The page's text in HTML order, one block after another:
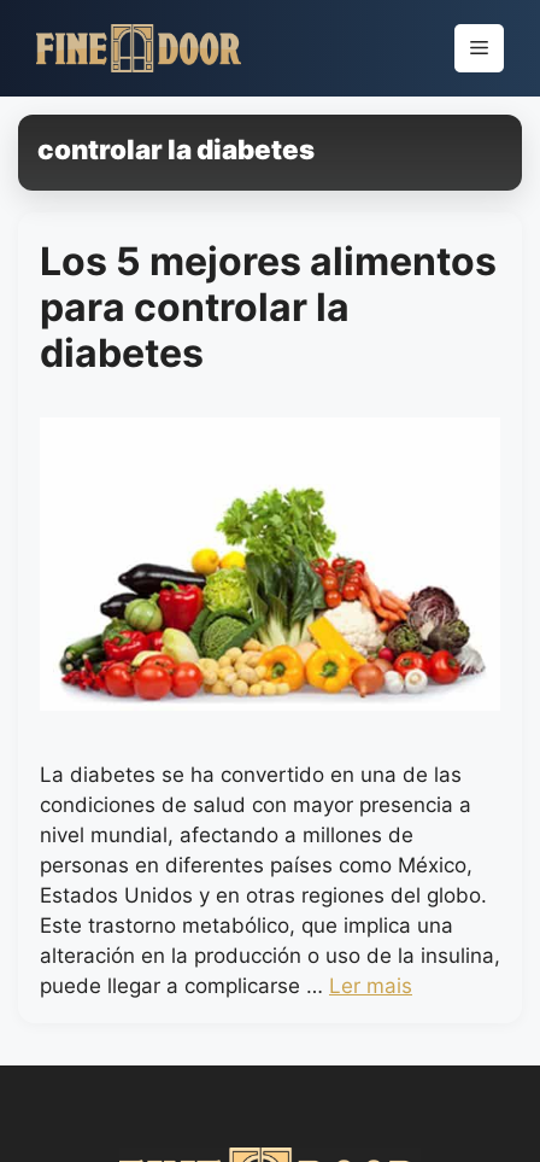
para
conteúdo
Menu
controlar la diabetes
Los 5 mejores alimentos
para controlar la
diabetes
La diabetes se ha convertido en una de las
condiciones de salud con mayor presencia a
nivel mundial, afectando a millones de
personas en diferentes países como México,
Estados Unidos y en otras regiones del globo.
Este trastorno metabólico, que implica una
alteración en la producción o uso de la insulina,
puede llegar a complicarse … Ler mais